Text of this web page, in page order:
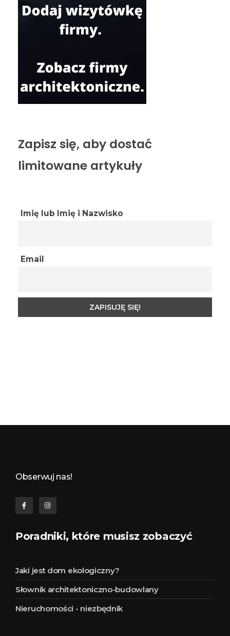
Zapisz się, aby dostać
limitowane artykuły
Imię lub Imię i Nazwisko
Email
Obserwuj nas!
Poradniki, które musisz zobaczyć
Jaki jest dom ekologiczny?
Słownik architektoniczno-budowlany
Nieruchomości - niezbędnik